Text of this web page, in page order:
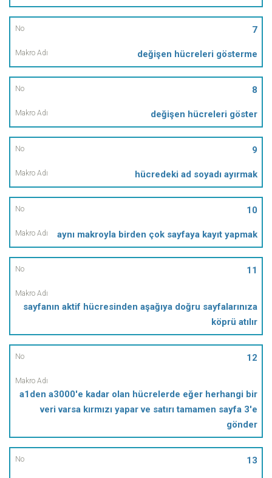
7
değişen hücreleri gösterme
8
değişen hücreleri göster
9
hücredeki ad soyadı ayırmak
10
aynı makroyla birden çok sayfaya kayıt yapmak
11
sayfanın aktif hücresinden aşağıya doğru sayfalarınıza
köprü atılır
12
a1den a3000'e kadar olan hücrelerde eğer herhangi bir
veri varsa kırmızı yapar ve satırı tamamen sayfa 3'e
gönder
13